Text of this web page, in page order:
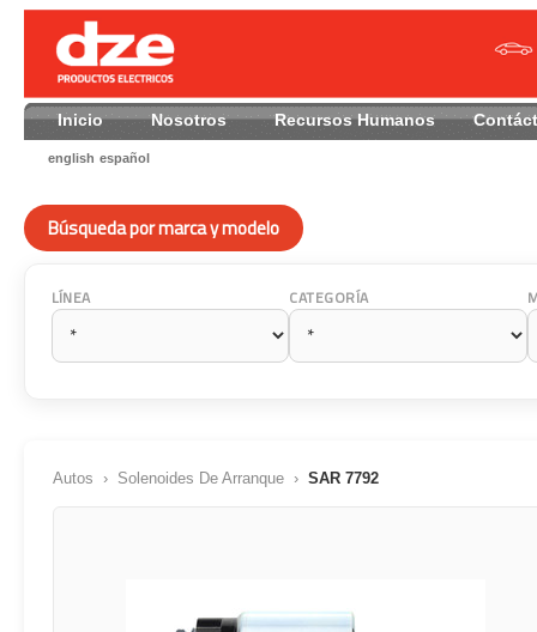
Inicio Nosotros Recursos Humanos
english español
Búsqueda por marca y modelo
LÍNEA CATEGORÍA
Autos › Solenoides De Arranque› SAR 7792